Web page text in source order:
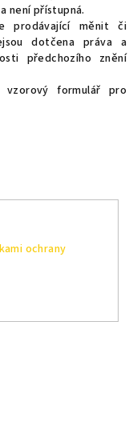
není přístupná.
prodávající měnit či
dotčena práva a
předchozího znění
vzorový formulář pro
ochrany